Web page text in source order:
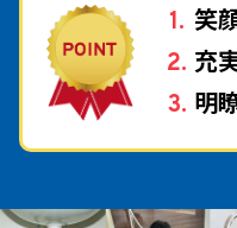
笑
充
明